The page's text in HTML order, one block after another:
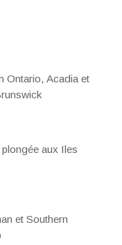
Ontario, Acadia et
aux Iles
et Southern